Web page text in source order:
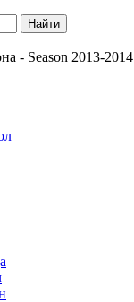
- Season 2013-2014